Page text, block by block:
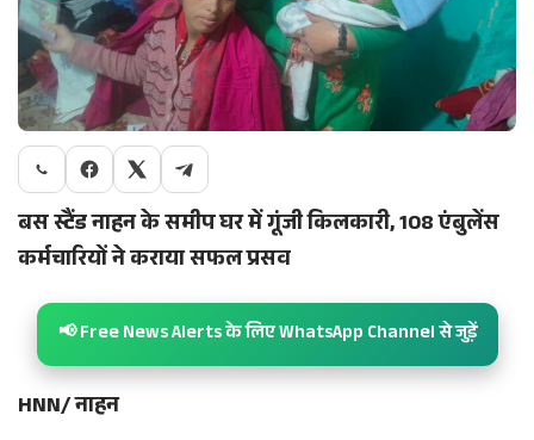
बस स्टैंड नाहन के समीप घर में गूंजी किलकारी, 108 एंबुलेंस
कर्मचारियों ने कराया सफल प्रसव
📢 Free News Alerts के लिए WhatsApp Channel से जुड़ें
HNN/ नाहन